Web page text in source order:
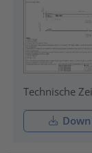
Technische